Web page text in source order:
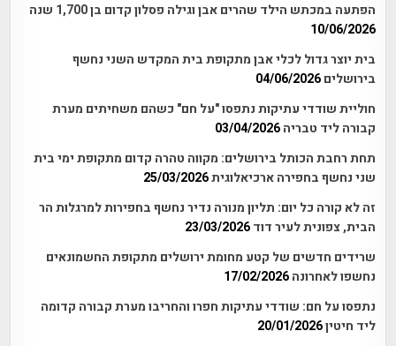
הפתעה במכתש הילד שהרים אבן וגילה פסלון קדום בן 1,700 שנה
10/06/2026
בית יוצר גדול לכלי אבן מתקופת בית המקדש השני נחשף
בירושלים 04/06/2026
חוליית שודדי עתיקות נתפסו "על חם" כשהם משחיתים מערת
קבורה ליד טבריה 03/04/2026
תחת רחבת הכותל בירושלים: מקווה טהרה קדום מתקופת ימי בית
שני נחשף בחפירה ארכיאלוגית25/03/2026
זה לא קורה כל יום: תליון מנורה נדיר נחשף בחפירות למרגלות הר
הבית, צפונית לעיר דוד 23/03/2026
שרידים חדשים של קטע מחומת ירושלים מתקופת החשמונאים
נחשפו לאחרונה 17/02/2026
נתפסו על חם: שודדי עתיקות חפרו והחריבו מערת קבורה קדומה
ליד חיטין20/01/2026